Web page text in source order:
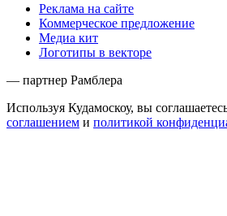
Реклама на сайте
Коммерческое предложение
Медиа кит
Логотипы в векторе
— партнер Рамблера
Используя Кудамоскоу, вы
соглашением и политикой